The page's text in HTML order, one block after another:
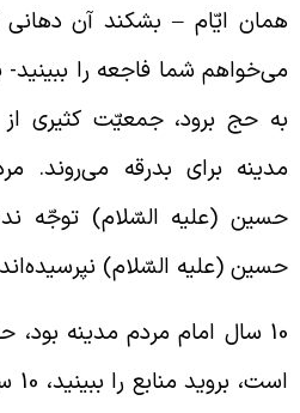
ایّام – بشکند آن دهانی
شما فاجعه را ببینید-
حج برود، جمعیّت کثیری از
برای بدرقه می‌روند.
(علیه السّلام) نپرسیده‌اند.
10 سال امام مردم مدینه بود،
است،